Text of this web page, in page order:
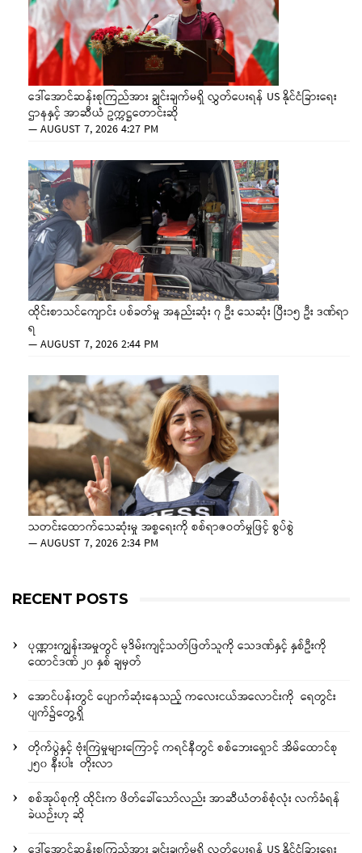
ဒေါ်အောင်ဆန်းစုကြည်အား ချွင်းချက်မရှိ လွှတ်ပေးရန် US နိုင်ငံခြားရေး
ဌာနနှင့် အာဆီယံ ဥက္ကဋ္ဌတောင်းဆို
—AUGUST 7, 2026 4:27 PM
ထိုင်းစာသင်ကျောင်း ပစ်ခတ်မှု အနည်းဆုံး ၇ ဦး သေဆုံး ပြီး၁၅ ဦး ဒဏ်ရာ
ရ
—AUGUST 7, 2026 2:44 PM
သတင်းထောက်သေဆုံးမှု အစ္စရေးကို စစ်ရာဇဝတ်မှုဖြင့် စွပ်စွဲ
—AUGUST 7, 2026 2:34 PM
RECENT POSTS
ပုဏ္ဏားကျွန်းအမှုတွင် မုဒိမ်းကျင့်သတ်ဖြတ်သူကို သေဒဏ်နှင့် နှစ်ဦးကို
ထောင်ဒဏ် ၂၀ နှစ် ချမှတ်
အောင်ပန်းတွင် ပျောက်ဆုံးနေသည့် ကလေးငယ်အလောင်းကို ရေတွင်း
ပျက်၌တွေ့ရှိ
တိုက်ပွဲနှင့် ဗုံးကြဲမှုများကြောင့် ကရင်နီတွင် စစ်ဘေးရှောင် အိမ်ထောင်စု
၂၅၀ နီးပါး တိုးလာ
စစ်အုပ်စုကို ထိုင်းက ဖိတ်ခေါ်သော်လည်း အာဆီယံတစ်စုံလုံး လက်ခံရန်
ခဲယဉ်းဟု ဆို